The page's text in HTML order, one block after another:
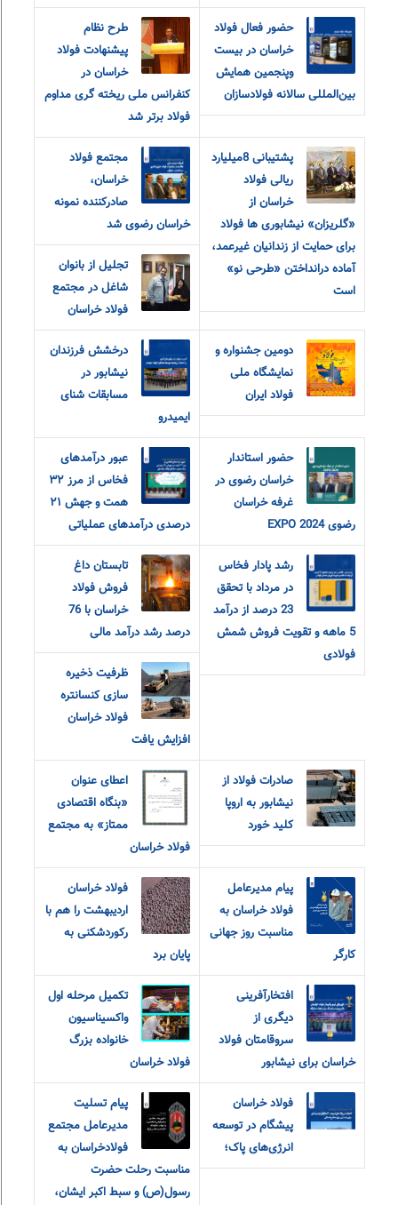
حضور فعال فولاد
خراسان در بیست
و‌پنجمین همایش
بین‌المللی سالانه فولادسازان
طرح نظام
پیشنهادت فولاد
خراسان در
کنفرانس ملی ریخته گری مداوم
فولاد برتر شد
پشتیبانی 8میلیارد
ریالی فولاد
خراسان از
«گلریزان» نیشابوری ها فولاد
برای حمایت از زندانیان غیرعمد،
آماده درانداختن «طرحی نو»
است
مجتمع فولاد
خراسان،
صادرکننده نمونه
خراسان رضوی شد
تجلیل از بانوان
شاغل در مجتمع
فولاد خراسان
دومین جشنواره و
نمایشگاه ملی
فولاد ایران
درخشش فرزندان
نیشابور در
مسابقات شنای
ایمیدرو
حضور استاندار
خراسان رضوی در
غرفه خراسان
رضوی EXPO 2024
عبور درآمدهای
فخاس از مرز ۳۲
همت و جهش ۲۱
درصدی درآمدهای عملیاتی
رشد پادار فخاس
در مرداد با تحقق
23 درصد از درآمد
5 ماهه و تقویت فروش شمش
فولادی
تابستان داغ
فروش فولاد
خراسان با 76
درصد رشد درآمد مالی
ظرفیت ذخیره
سازی کنسانتره
فولاد خراسان
افزایش یافت
صادرات فولاد از
نیشابور به اروپا
کلید خورد
اعطای عنوان
«بنگاه اقتصادی
ممتاز» به مجتمع
فولاد خراسان
پیام مدیرعامل
فولاد خراسان به
مناسبت روز جهانی
کارگر
فولاد خراسان
اردیبهشت را هم با
رکوردشکنی به
پایان برد
افتخارآفرینی
دیگری از
سروقامتان فولاد
خراسان برای نیشابور
تکمیل مرحله اول
واکسیناسیون
خانواده بزرگ
فولاد خراسان
فولاد خراسان
پیشگام در توسعه
انرژی‌های پاک؛
پیام‌ ‌تسلیت
مدیرعامل مجتمع
فولاد‌خراسان به
مناسبت رحلت حضرت
رسول(ص) و سبط اکبر ایشان،